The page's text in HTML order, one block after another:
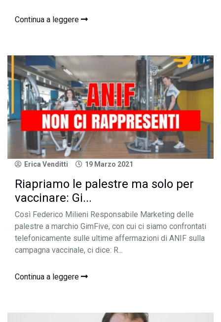
Continua a leggere
Erica Venditti 19 Marzo 2021
Riapriamo le palestre ma solo per
vaccinare: Gi...
Così Federico Milieni Responsabile Marketing delle
palestre a marchio GimFive, con cui ci siamo confrontati
telefonicamente sulle ultime affermazioni di ANIF sulla
campagna vaccinale, ci dice: R...
Continua a leggere